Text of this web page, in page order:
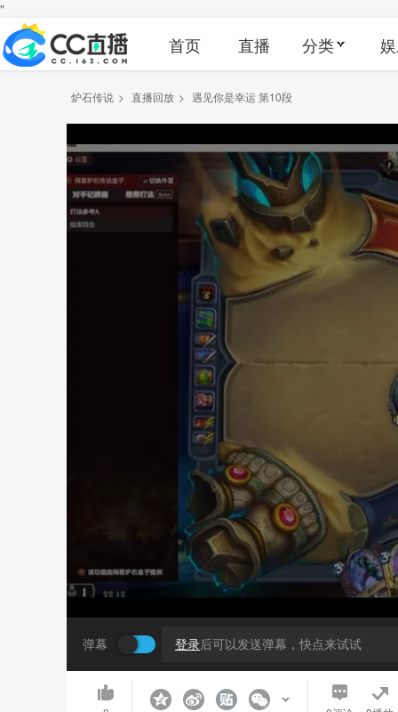
"
首页 直播 分类
炉石传说 > 直播回放 > 遇见你是幸运 第10段
弹幕 登录后可以发送弹幕，快点来试试